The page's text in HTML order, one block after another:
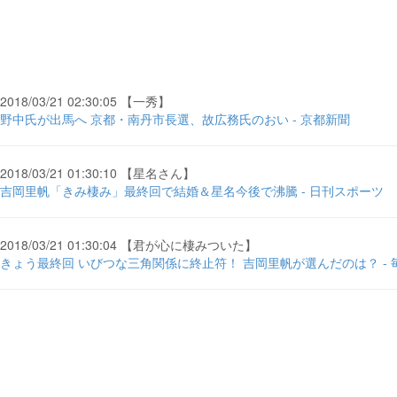
2018/03/21 02:30:05 【一秀】
野中氏が出馬へ 京都・南丹市長選、故広務氏のおい - 京都新聞
2018/03/21 01:30:10 【星名さん】
吉岡里帆「きみ棲み」最終回で結婚＆星名今後で沸騰 - 日刊スポーツ
2018/03/21 01:30:04 【君が心に棲みついた】
きょう最終回 いびつな三角関係に終止符！ 吉岡里帆が選んだのは？ -